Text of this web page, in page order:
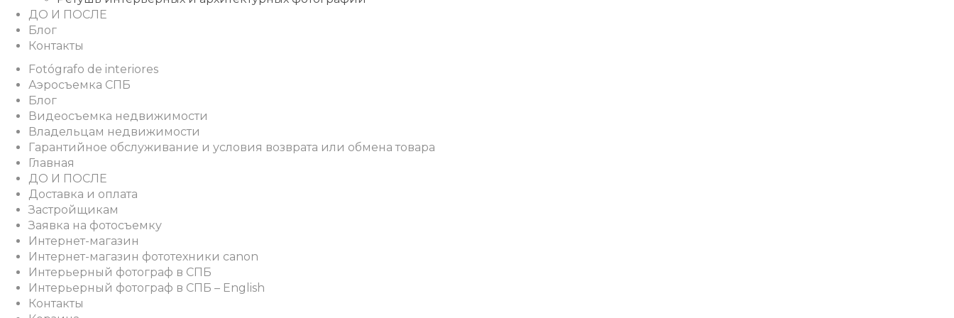
ДО И ПОСЛЕ
Блог
Контакты
Fotógrafo de interiores
Аэросъемка СПБ
Блог
Видеосъемка недвижимости
Владельцам недвижимости
Гарантийное обслуживание и условия возврата или обмена товара
Главная
ДО И ПОСЛЕ
Доставка и оплата
Застройщикам
Заявка на фотосъемку
Интернет-магазин
Интернет-магазин фототехники canon
Интерьерный фотограф в СПБ
Интерьерный фотограф в СПБ – English
Контакты